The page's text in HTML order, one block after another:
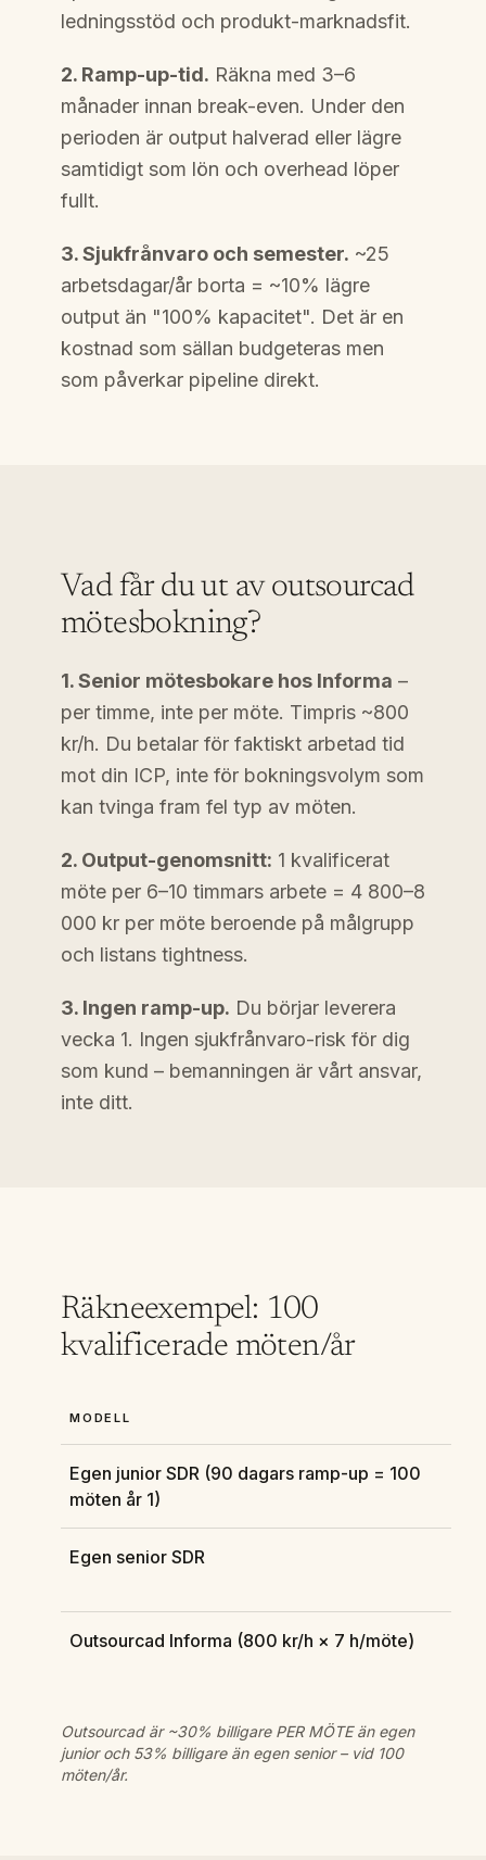
ledningsstöd och produkt-marknadsfit.
2. Ramp-up-tid. Räkna med 3–6
månader innan break-even. Under den
perioden är output halverad eller lägre
samtidigt som lön och overhead löper
fullt.
3. Sjukfrånvaro och semester. ~25
arbetsdagar/år borta = ~10% lägre
output än "100% kapacitet". Det är en
kostnad som sällan budgeteras men
som påverkar pipeline direkt.
Vad får du ut av outsourcad
mötesbokning?
1. Senior mötesbokare hos Informa –
per timme, inte per möte. Timpris ~800
kr/h. Du betalar för faktiskt arbetad tid
mot din ICP, inte för bokningsvolym som
kan tvinga fram fel typ av möten.
2. Output-genomsnitt: 1 kvalificerat
möte per 6–10 timmars arbete = 4 800–8
000 kr per möte beroende på målgrupp
och listans tightness.
3. Ingen ramp-up. Du börjar leverera
vecka 1. Ingen sjukfrånvaro-risk för dig
som kund – bemanningen är vårt ansvar,
inte ditt.
Räkneexempel: 100
kvalificerade möten/år
MODELL
Egen junior SDR (90 dagars ramp-up = 100
möten år 1)
Egen senior SDR
Outsourcad Informa (800 kr/h × 7 h/möte)
Outsourcad är ~30% billigare PER MÖTE än egen
junior och 53% billigare än egen senior – vid 100
möten/år.